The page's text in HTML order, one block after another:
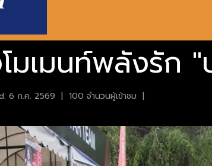
มเมนท์พลังรัก "
6 ก.ค. 2569 | 100 จำนวนผู้เข้าชม |